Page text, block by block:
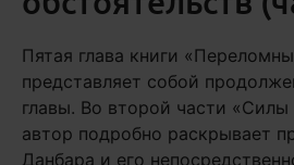
Пятая глава книги
представляет собой
главы. Во второй части «Силы
автор подробно раскрывает
Данбара и его